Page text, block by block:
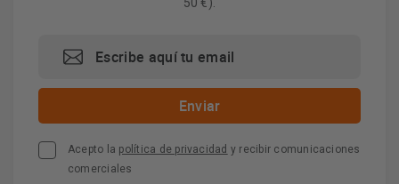
Acepto la política de privacidad y recibir comunicaciones
comerciales